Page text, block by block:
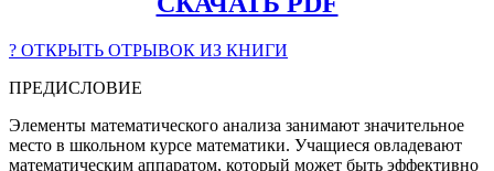
? ОТКРЫТЬ ОТРЫВОК ИЗ КНИГИ
ПРЕДИСЛОВИЕ
Элементы математического анализа занимают значительное
место в школьном курсе математики. Учащиеся овладевают
математическим аппаратом, который может быть эффективно